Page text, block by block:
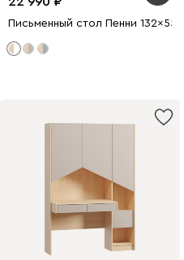
Письменный стол Пенни 132x55